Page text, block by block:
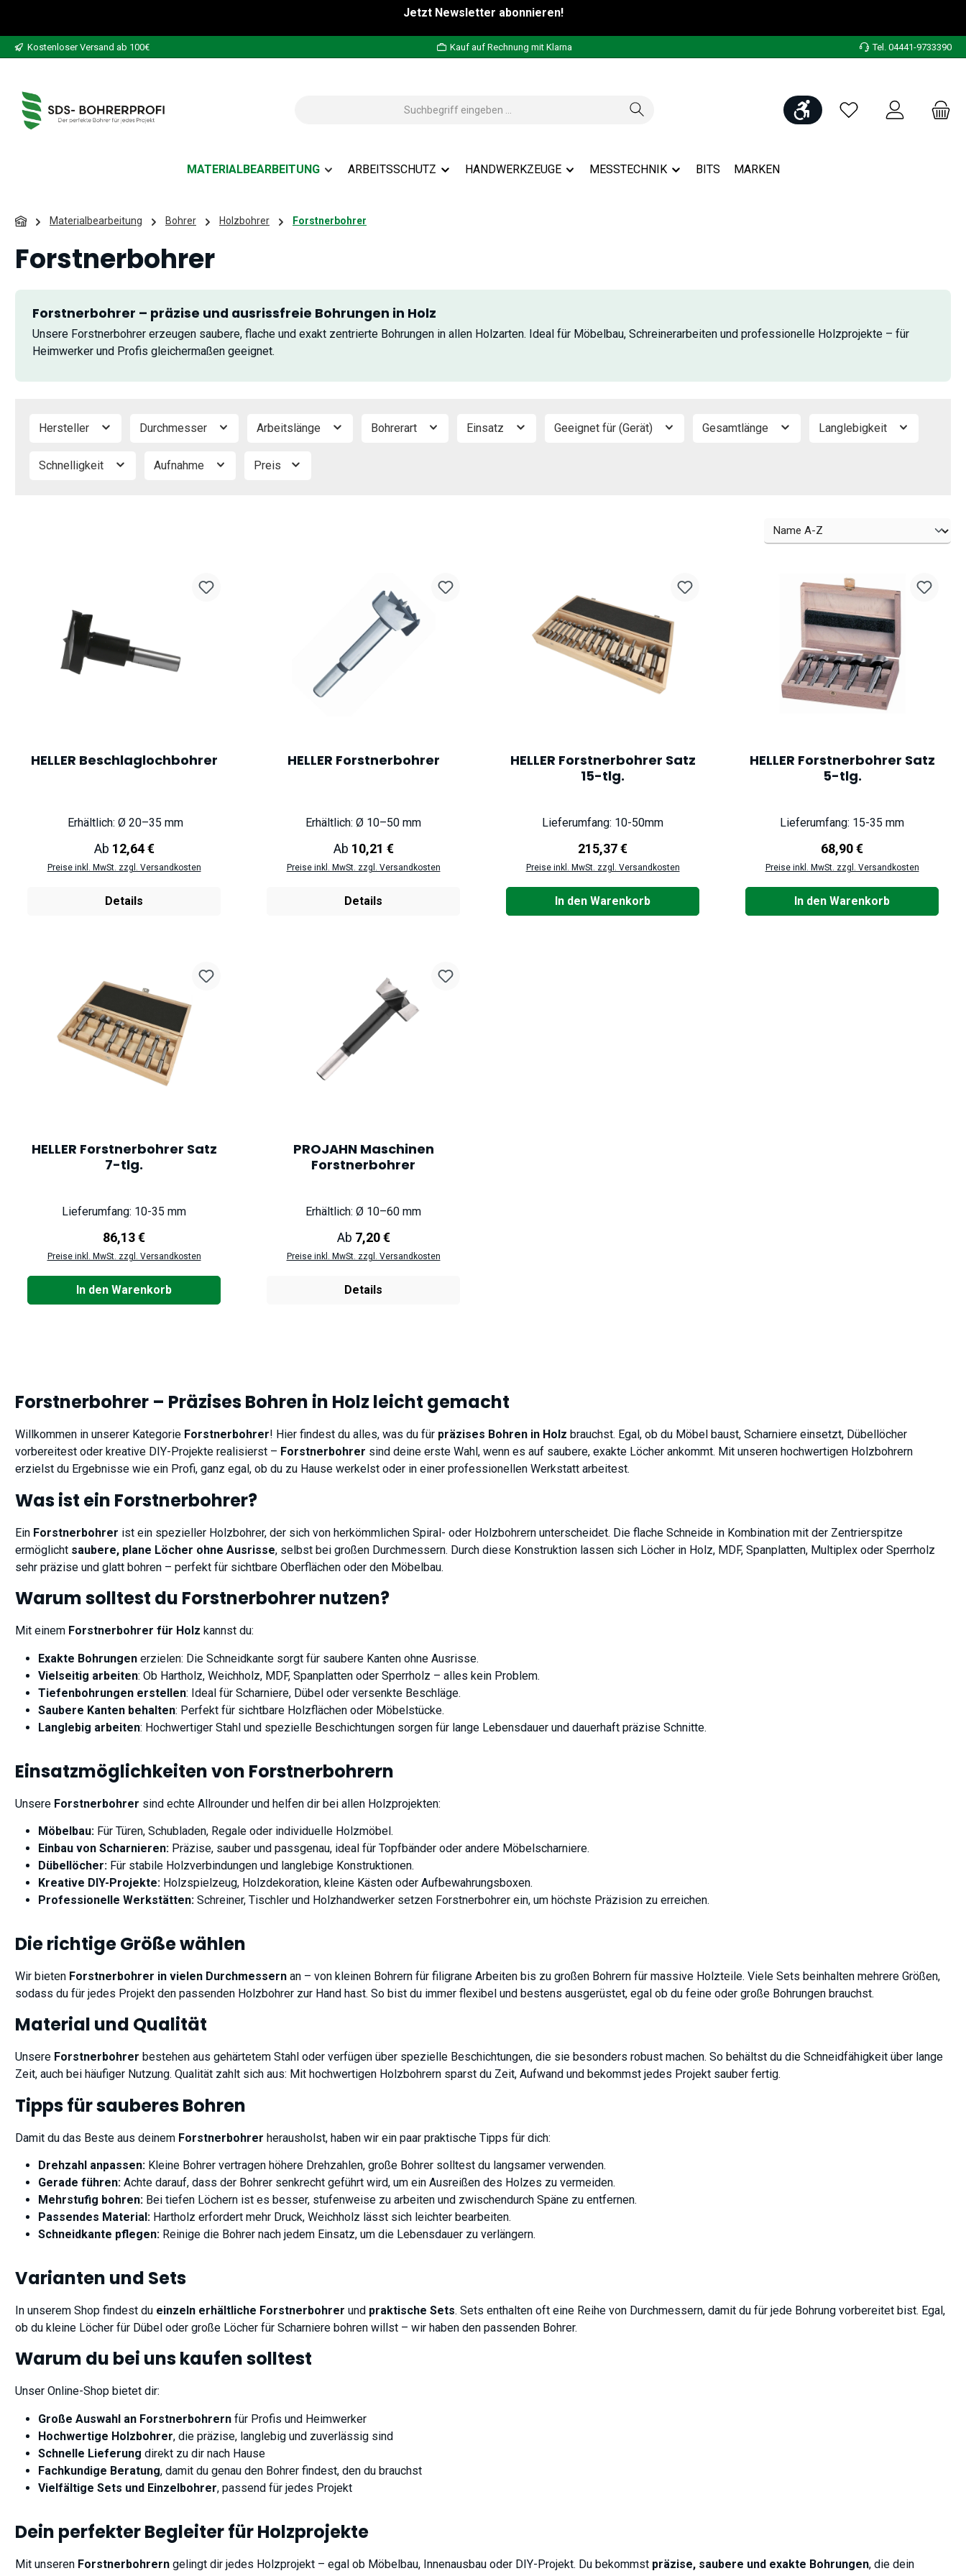
Jetzt Newsletter abonnieren!
Kostenloser Versand ab 100€ Kauf auf Rechnung mit Klarna Tel. 04441-9733390
Werkzeugleiste anzeigen
Du hast 0 Produkte
MATERIALBEARBEITUNG ARBEITSSCHUTZ HANDWERKZEUGE MESSTECHNIK BITS MARKEN
Materialbearbeitung Bohrer Holzbohrer Forstnerbohrer
Forstnerbohrer
Forstnerbohrer – präzise und ausrissfreie Bohrungen in Holz
Unsere Forstnerbohrer erzeugen saubere, flache und exakt zentrierte Bohrungen in allen Holzarten. Ideal für Möbelbau, Schreinerarbeiten und professionelle Holzprojekte – für
Heimwerker und Profis gleichermaßen geeignet.
Hersteller Durchmesser Arbeitslänge Bohrerart Einsatz Geeignet für (Gerät) Gesamtlänge Langlebigkeit
Schnelligkeit Aufnahme Preis
HELLER Beschlaglochbohrer
Erhältlich: Ø 20–35 mm
Regulärer Preis:
Ab 12,64 €
Preise inkl. MwSt. zzgl. Versandkosten
Details
HELLER Forstnerbohrer
Erhältlich: Ø 10–50 mm
Regulärer Preis:
Ab 10,21 €
Preise inkl. MwSt. zzgl. Versandkosten
Details
HELLER Forstnerbohrer Satz
15-tlg.
Lieferumfang: 10-50mm
Regulärer Preis:
215,37 €
Preise inkl. MwSt. zzgl. Versandkosten
In den Warenkorb
HELLER Forstnerbohrer Satz
5-tlg.
Lieferumfang: 15-35 mm
Regulärer Preis:
68,90 €
Preise inkl. MwSt. zzgl. Versandkosten
In den Warenkorb
HELLER Forstnerbohrer Satz
7-tlg.
Lieferumfang: 10-35 mm
Regulärer Preis:
86,13 €
Preise inkl. MwSt. zzgl. Versandkosten
In den Warenkorb
PROJAHN Maschinen
Forstnerbohrer
Erhältlich: Ø 10–60 mm
Regulärer Preis:
Ab 7,20 €
Preise inkl. MwSt. zzgl. Versandkosten
Details
Forstnerbohrer – Präzises Bohren in Holz leicht gemacht
Willkommen in unserer Kategorie Forstnerbohrer! Hier findest du alles, was du für präzises Bohren in Holz brauchst. Egal, ob du Möbel baust, Scharniere einsetzt, Dübellöcher
vorbereitest oder kreative DIY-Projekte realisierst – Forstnerbohrer sind deine erste Wahl, wenn es auf saubere, exakte Löcher ankommt. Mit unseren hochwertigen Holzbohrern
erzielst du Ergebnisse wie ein Profi, ganz egal, ob du zu Hause werkelst oder in einer professionellen Werkstatt arbeitest.
Was ist ein Forstnerbohrer?
Ein Forstnerbohrer ist ein spezieller Holzbohrer, der sich von herkömmlichen Spiral- oder Holzbohrern unterscheidet. Die flache Schneide in Kombination mit der Zentrierspitze
ermöglicht saubere, plane Löcher ohne Ausrisse, selbst bei großen Durchmessern. Durch diese Konstruktion lassen sich Löcher in Holz, MDF, Spanplatten, Multiplex oder Sperrholz
sehr präzise und glatt bohren – perfekt für sichtbare Oberflächen oder den Möbelbau.
Warum solltest du Forstnerbohrer nutzen?
Mit einem Forstnerbohrer für Holz kannst du:
Exakte Bohrungen erzielen: Die Schneidkante sorgt für saubere Kanten ohne Ausrisse.
Vielseitig arbeiten: Ob Hartholz, Weichholz, MDF, Spanplatten oder Sperrholz – alles kein Problem.
Tiefenbohrungen erstellen: Ideal für Scharniere, Dübel oder versenkte Beschläge.
Saubere Kanten behalten: Perfekt für sichtbare Holzflächen oder Möbelstücke.
Langlebig arbeiten: Hochwertiger Stahl und spezielle Beschichtungen sorgen für lange Lebensdauer und dauerhaft präzise Schnitte.
Einsatzmöglichkeiten von Forstnerbohrern
Unsere Forstnerbohrer sind echte Allrounder und helfen dir bei allen Holzprojekten:
Möbelbau: Für Türen, Schubladen, Regale oder individuelle Holzmöbel.
Einbau von Scharnieren: Präzise, sauber und passgenau, ideal für Topfbänder oder andere Möbelscharniere.
Dübellöcher: Für stabile Holzverbindungen und langlebige Konstruktionen.
Kreative DIY-Projekte: Holzspielzeug, Holzdekoration, kleine Kästen oder Aufbewahrungsboxen.
Professionelle Werkstätten: Schreiner, Tischler und Holzhandwerker setzen Forstnerbohrer ein, um höchste Präzision zu erreichen.
Die richtige Größe wählen
Wir bieten Forstnerbohrer in vielen Durchmessern an – von kleinen Bohrern für filigrane Arbeiten bis zu großen Bohrern für massive Holzteile. Viele Sets beinhalten mehrere Größen,
sodass du für jedes Projekt den passenden Holzbohrer zur Hand hast. So bist du immer flexibel und bestens ausgerüstet, egal ob du feine oder große Bohrungen brauchst.
Material und Qualität
Unsere Forstnerbohrer bestehen aus gehärtetem Stahl oder verfügen über spezielle Beschichtungen, die sie besonders robust machen. So behältst du die Schneidfähigkeit über lange
Zeit, auch bei häufiger Nutzung. Qualität zahlt sich aus: Mit hochwertigen Holzbohrern sparst du Zeit, Aufwand und bekommst jedes Projekt sauber fertig.
Tipps für sauberes Bohren
Damit du das Beste aus deinem Forstnerbohrer herausholst, haben wir ein paar praktische Tipps für dich:
Drehzahl anpassen: Kleine Bohrer vertragen höhere Drehzahlen, große Bohrer solltest du langsamer verwenden.
Gerade führen: Achte darauf, dass der Bohrer senkrecht geführt wird, um ein Ausreißen des Holzes zu vermeiden.
Mehrstufig bohren: Bei tiefen Löchern ist es besser, stufenweise zu arbeiten und zwischendurch Späne zu entfernen.
Passendes Material: Hartholz erfordert mehr Druck, Weichholz lässt sich leichter bearbeiten.
Schneidkante pflegen: Reinige die Bohrer nach jedem Einsatz, um die Lebensdauer zu verlängern.
Varianten und Sets
In unserem Shop findest du einzeln erhältliche Forstnerbohrer und praktische Sets. Sets enthalten oft eine Reihe von Durchmessern, damit du für jede Bohrung vorbereitet bist. Egal,
ob du kleine Löcher für Dübel oder große Löcher für Scharniere bohren willst – wir haben den passenden Bohrer.
Warum du bei uns kaufen solltest
Unser Online-Shop bietet dir:
Große Auswahl an Forstnerbohrern für Profis und Heimwerker
Hochwertige Holzbohrer, die präzise, langlebig und zuverlässig sind
Schnelle Lieferung direkt zu dir nach Hause
Fachkundige Beratung, damit du genau den Bohrer findest, den du brauchst
Vielfältige Sets und Einzelbohrer, passend für jedes Projekt
Dein perfekter Begleiter für Holzprojekte
Mit unseren Forstnerbohrern gelingt dir jedes Holzprojekt – egal ob Möbelbau, Innenausbau oder DIY-Projekt. Du bekommst präzise, saubere und exakte Bohrungen, die dein